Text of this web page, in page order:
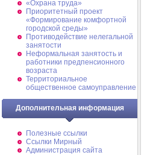
«Охрана труда»
Приоритетный проект
«Формирование комфортной
городской среды»
Противодействие нелегальной
занятости
Неформальная занятость и
работники предпенсионного
возраста
Территориальное
общественное самоуправление
Дополнительная информация
Полезные ссылки
Ссылки Мирный
Администрация сайта